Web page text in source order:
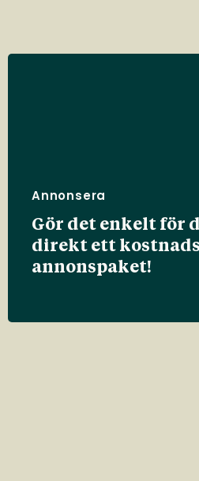
Annonsera
Gör det enkelt för
direkt ett
annonspaket!